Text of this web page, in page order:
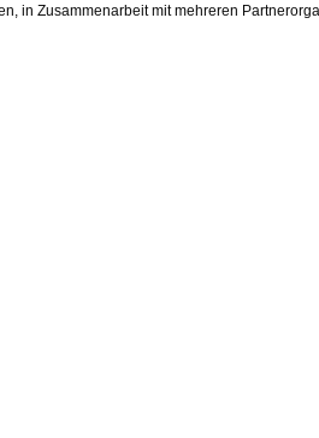
in Zusammenarbeit mit mehreren